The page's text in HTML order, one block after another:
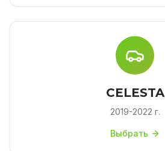
CELESTA
2019-2022 г.
Выбрать